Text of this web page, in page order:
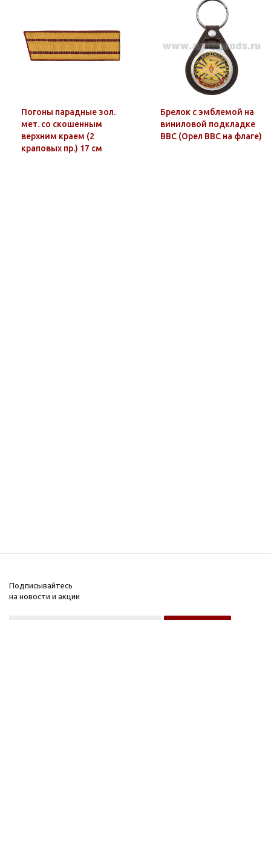
Погоны парадные зол.
мет. со скошенным
верхним краем (2
краповых пр.) 17 см
Брелок с эмблемой на
виниловой подкладке
ВВС (Орел ВВС на флаге)
Подписывайтесь
на новости и акции